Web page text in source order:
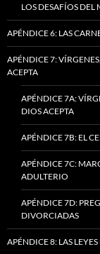
LOS DESAFÍOS DEL
APÉNDICE 6: LAS
APÉNDICE 7:
ACEPTA
APÉNDICE 7A:
DIOS ACEPTA
APÉNDICE 7B: EL
APÉNDICE 7C:
ADULTERIO
APÉNDICE 7D:
DIVORCIADAS
APÉNDICE 8: LAS